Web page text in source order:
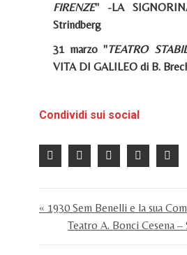
FIRENZE" -LA
Strindberg
31 marzo "TEATRO
VITA DI GALILEO di B.
Condividi sui social
« 1930 Sem Benelli e la sua
Teatro A. Bonci Cesena